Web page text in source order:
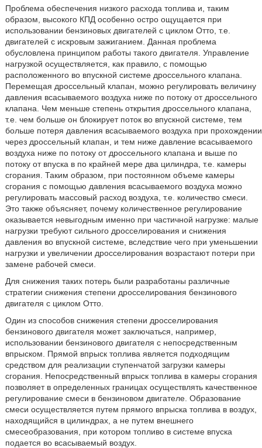
Проблема обеспечения низкого расхода топлива и, таким
образом, высокого КПД особенно остро ощущается при
использовании бензиновых двигателей с циклом Отто, т.е.
двигателей с искровым зажиганием. Данная проблема
обусловлена принципом работы такого двигателя. Управление
нагрузкой осуществляется, как правило, с помощью
расположенного во впускной системе дроссельного клапана.
Перемещая дроссельный клапан, можно регулировать величину
давления всасываемого воздуха ниже по потоку от дроссельного
клапана. Чем меньше степень открытия дроссельного клапана,
т.е. чем больше он блокирует поток во впускной системе, тем
больше потеря давления всасываемого воздуха при прохождении
через дроссельный клапан, и тем ниже давление всасываемого
воздуха ниже по потоку от дроссельного клапана и выше по
потоку от впуска в по крайней мере два цилиндра, т.е. камеры
сгорания. Таким образом, при постоянном объеме камеры
сгорания с помощью давления всасываемого воздуха можно
регулировать массовый расход воздуха, т.е. количество смеси.
Это также объясняет, почему количественное регулирование
оказывается невыгодным именно при частичной нагрузке: малые
нагрузки требуют сильного дросселирования и снижения
давления во впускной системе, вследствие чего при уменьшении
нагрузки и увеличении дросселирования возрастают потери при
замене рабочей смеси.
Для снижения таких потерь были разработаны различные
стратегии снижения степени дросселирования бензинового
двигателя с циклом Отто.
Один из способов снижения степени дросселирования
бензинового двигателя может заключаться, например,
использовании бензинового двигателя с непосредственным
впрыском. Прямой впрыск топлива является подходящим
средством для реализации ступенчатой загрузки камеры
сгорания. Непосредственный впрыск топлива в камеры сгорания
позволяет в определенных границах осуществлять качественное
регулирование смеси в бензиновом двигателе. Образование
смеси осуществляется путем прямого впрыска топлива в воздух,
находящийся в цилиндрах, а не путем внешнего
смесеобразования, при котором топливо в системе впуска
подается во всасываемый воздух.